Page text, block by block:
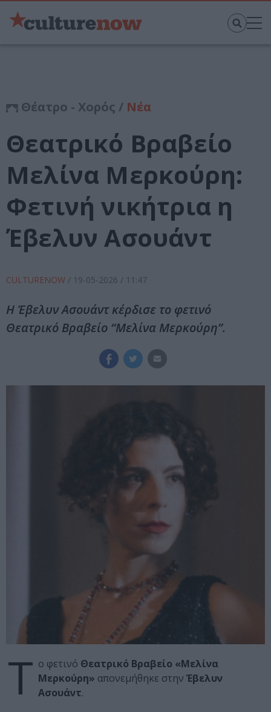
Θέατρο - Χορός / Νέα
Θεατρικό Βραβείο
Μελίνα Μερκούρη:
Φετινή νικήτρια η
Έβελυν Ασουάντ
CULTURENOW / 19-05-2026 / 11:47
Η Έβελυν Ασουάντ κέρδισε το φετινό
Θεατρικό Βραβείο “Μελίνα Μερκούρη”.
Τ ο φετινό Θεατρικό Βραβείο «Μελίνα
Μερκούρη» απονεμήθηκε στην Έβελυν
Ασουάντ.